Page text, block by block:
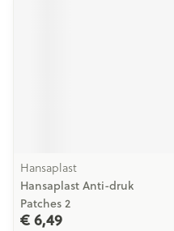
Hansaplast
Hansaplast Anti-druk
Patches 2
€ 6,49